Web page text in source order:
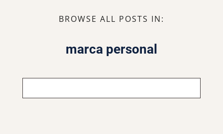
BROWSE ALL POSTS IN:
marca personal